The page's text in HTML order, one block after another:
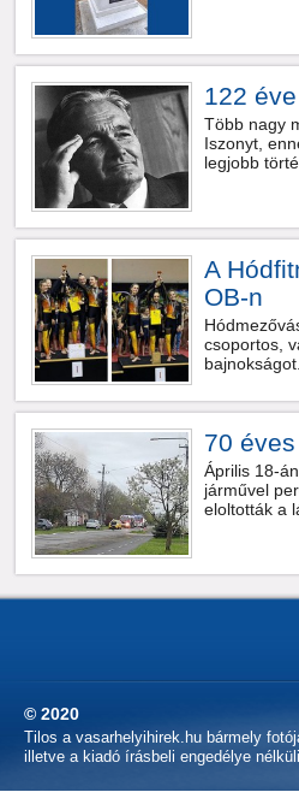
122
Több nagy
Iszonyt,
legjobb
A
OB-n
csoportos,
bajnokságot.
70
Április 18-
járművel
eloltották a
© 2020
Tilos a vasarhelyihirek.hu bármely
illetve a kiadó írásbeli engedélye